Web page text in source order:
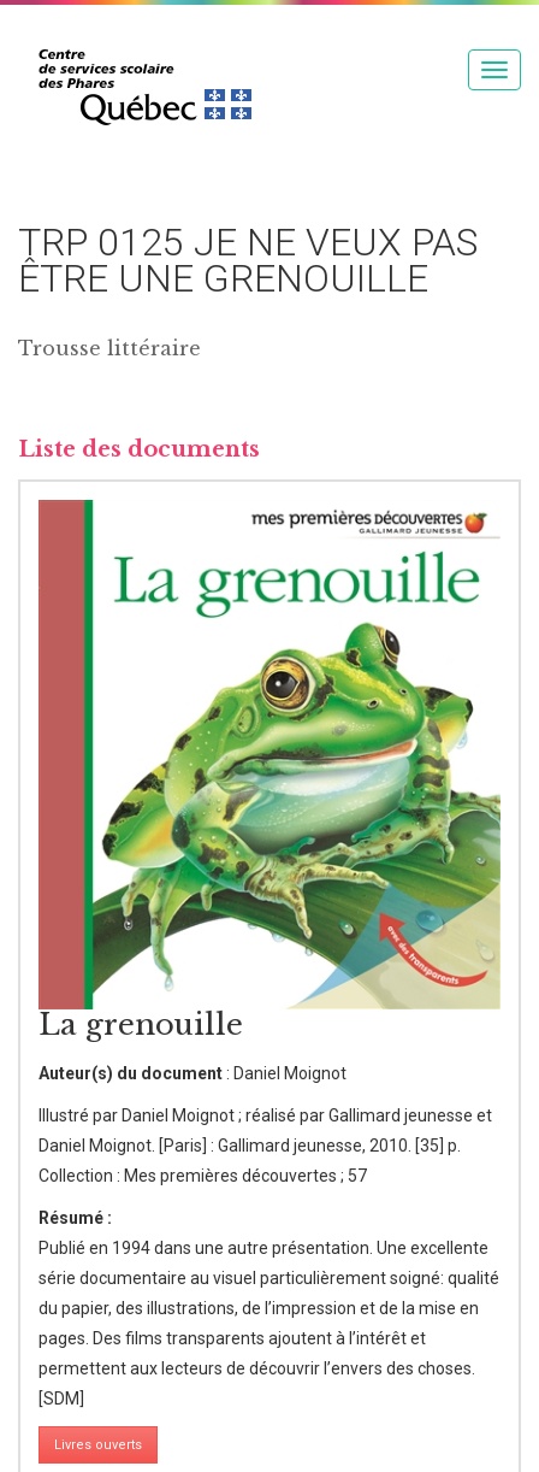
T
TRP 0125 JE NE VEUX PAS
ÊTRE UNE GRENOUILLE
Trousse littéraire
Liste des documents
La grenouille
Auteur(s) du document : Daniel Moignot
Illustré par Daniel Moignot ; réalisé par Gallimard jeunesse et
Daniel Moignot. [Paris] : Gallimard jeunesse, 2010. [35] p.
Collection : Mes premières découvertes ; 57
Résumé :
Publié en 1994 dans une autre présentation. Une excellente
série documentaire au visuel particulièrement soigné: qualité
du papier, des illustrations, de l’impression et de la mise en
pages. Des films transparents ajoutent à l’intérêt et
permettent aux lecteurs de découvrir l’envers des choses.
[SDM]
Livres ouverts